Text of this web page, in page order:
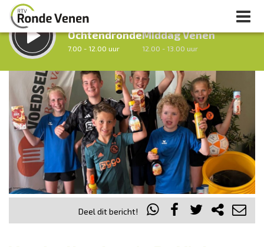
LUISTER LIVE:
Ochtendronde
7.00 - 12.00 uur
Middag Venen
12.00 - 13.00 uur
Vorig uur uur 1 van 0 Volgend uur
Inklappen
Deel dit bericht!